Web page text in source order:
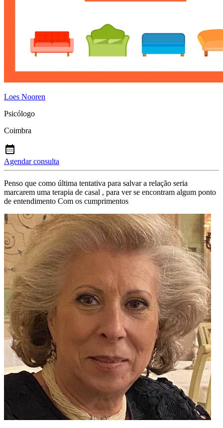
Loes Nooren
Psicólogo
Coimbra
Agendar consulta
Penso que como última tentativa para salvar a relação seria
marcarem uma terapia de casal , para ver se encontram algum ponto
de entendimento Com os cumprimentos